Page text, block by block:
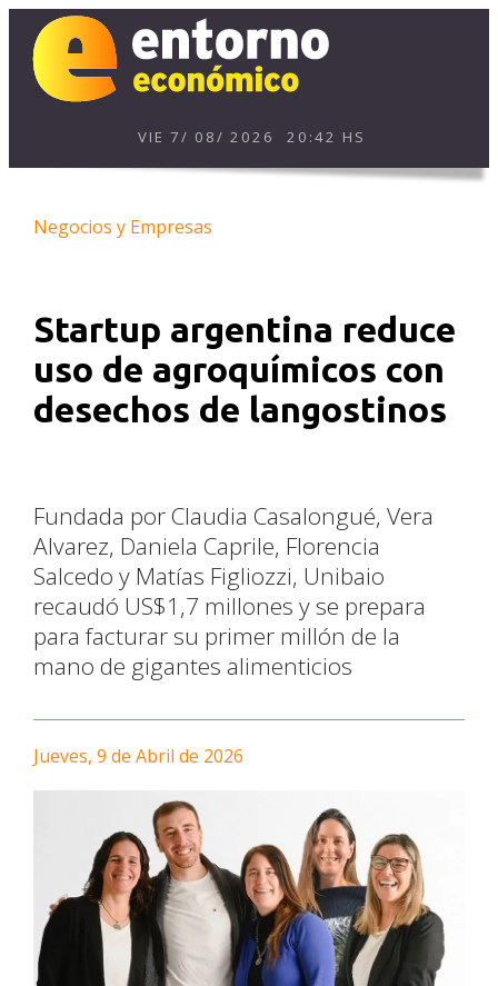
VIE 7/ 08/ 2026 20:42 HS
Negocios y Empresas
Startup argentina reduce
uso de agroquímicos con
desechos de langostinos
Fundada por Claudia Casalongué, Vera
Alvarez, Daniela Caprile, Florencia
Salcedo y Matías Figliozzi, Unibaio
recaudó US$1,7 millones y se prepara
para facturar su primer millón de la
mano de gigantes alimenticios
Jueves, 9 de Abril de 2026